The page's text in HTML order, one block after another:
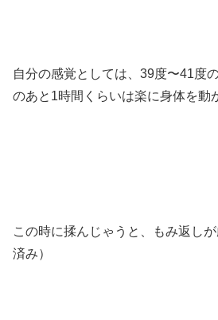
自分の感覚としては、39度〜41度
のあと1時間くらいは楽に身体を動
この時に揉んじゃうと、もみ返し
済み）